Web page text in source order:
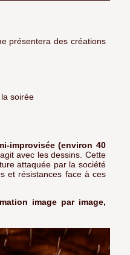
présentera des créations
soirée
improvisée (environ 40
avec les dessins. Cette
attaquée par la société
et résistances face à ces
image par image,